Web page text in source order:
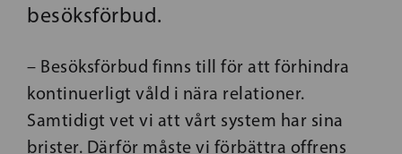
besöksförbud.
– Besöksförbud finns till för att förhindra
kontinuerligt våld i nära relationer.
Samtidigt vet vi att vårt system har sina
brister. Därför måste vi förbättra offrens